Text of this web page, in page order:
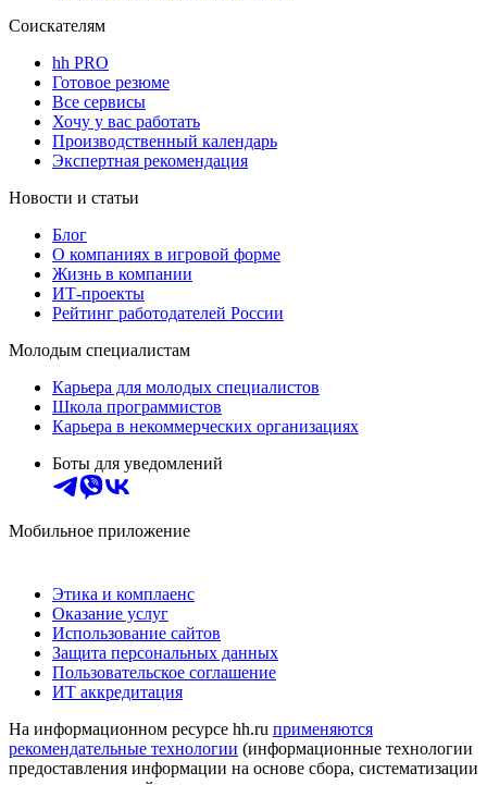
Соискателям
hh PRO
Готовое резюме
Все сервисы
Хочу у вас работать
Производственный календарь
Экспертная рекомендация
Новости и статьи
Блог
О компаниях в игровой форме
Жизнь в компании
ИТ-проекты
Рейтинг работодателей России
Молодым специалистам
Карьера для молодых специалистов
Школа программистов
Карьера в некоммерческих организациях
Боты для уведомлений
Мобильное приложение
Этика и комплаенс
Оказание услуг
Использование сайтов
Защита персональных данных
Пользовательское соглашение
ИТ аккредитация
На информационном ресурсе hh.ru применяются
рекомендательные технологии (информационные технологии
предоставления информации на основе сбора, систематизации